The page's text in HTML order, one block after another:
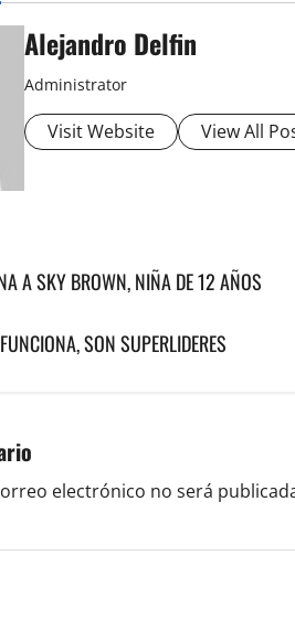
Alejandro Delfin
Administrator
Visit Website View All
A SKY BROWN, NIÑA DE 12 AÑOS
SON SUPERLIDERES
electrónico no será